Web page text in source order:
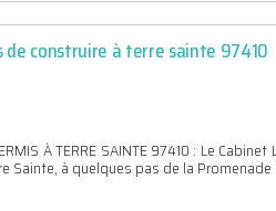
de construire à terre sainte 97410
À TERRE SAINTE 97410 : Le
Sainte, à quelques pas de la